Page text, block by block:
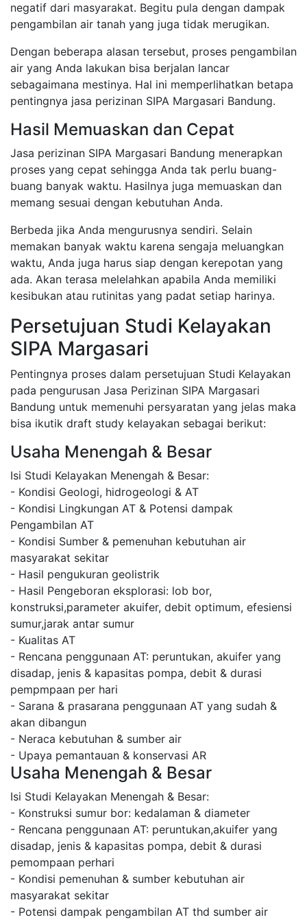
negatif dari masyarakat. Begitu pula dengan dampak
pengambilan air tanah yang juga tidak merugikan.
Dengan beberapa alasan tersebut, proses pengambilan
air yang Anda lakukan bisa berjalan lancar
sebagaimana mestinya. Hal ini memperlihatkan betapa
pentingnya jasa perizinan SIPA Margasari Bandung.
Hasil Memuaskan dan Cepat
Jasa perizinan SIPA Margasari Bandung menerapkan
proses yang cepat sehingga Anda tak perlu buang-
buang banyak waktu. Hasilnya juga memuaskan dan
memang sesuai dengan kebutuhan Anda.
Berbeda jika Anda mengurusnya sendiri. Selain
memakan banyak waktu karena sengaja meluangkan
waktu, Anda juga harus siap dengan kerepotan yang
ada. Akan terasa melelahkan apabila Anda memiliki
kesibukan atau rutinitas yang padat setiap harinya.
Persetujuan Studi Kelayakan
SIPA Margasari
Pentingnya proses dalam persetujuan Studi Kelayakan
pada pengurusan Jasa Perizinan SIPA Margasari
Bandung untuk memenuhi persyaratan yang jelas maka
bisa ikutik draft study kelayakan sebagai berikut:
Usaha Menengah & Besar
Isi Studi Kelayakan Menengah & Besar:
- Kondisi Geologi, hidrogeologi & AT
- Kondisi Lingkungan AT & Potensi dampak
Pengambilan AT
- Kondisi Sumber & pemenuhan kebutuhan air
masyarakat sekitar
- Hasil pengukuran geolistrik
- Hasil Pengeboran eksplorasi: lob bor,
konstruksi,parameter akuifer, debit optimum, efesiensi
sumur,jarak antar sumur
- Kualitas AT
- Rencana penggunaan AT: peruntukan, akuifer yang
disadap, jenis & kapasitas pompa, debit & durasi
pempmpaan per hari
- Sarana & prasarana penggunaan AT yang sudah &
akan dibangun
- Neraca kebutuhan & sumber air
- Upaya pemantauan & konservasi AR
Usaha Menengah & Besar
Isi Studi Kelayakan Menengah & Besar:
- Konstruksi sumur bor: kedalaman & diameter
- Rencana penggunaan AT: peruntukan,akuifer yang
disadap, jenis & kapasitas pompa, debit & durasi
pemompaan perhari
- Kondisi pemenuhan & sumber kebutuhan air
masyarakat sekitar
- Potensi dampak pengambilan AT thd sumber air